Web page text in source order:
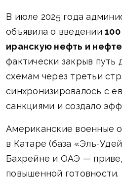
В июле 2025 года
объявила о введении
иранскую нефть и
фактически закрыв
схемам через третьи
синхронизировалось с
санкциями и создало
Американские военные
в Катаре (база «Эль-
Бахрейне и ОАЭ —
повышенной готовности.